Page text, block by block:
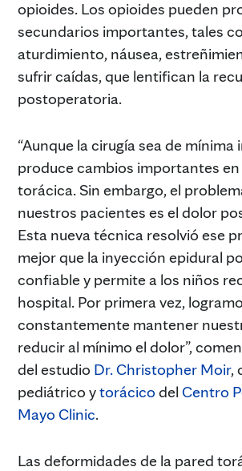
opioides. Los opioides pueden
secundarios importantes, tales
aturdimiento, náusea,
sufrir caídas, que lentifican la
postoperatoria.
“Aunque la cirugía sea de mínima
produce cambios importantes en
torácica. Sin embargo, el
nuestros pacientes es el dolor
Esta nueva técnica resolvió ese
mejor que la inyección epidural
confiable y permite a los niños
hospital. Por primera vez,
constantemente mantener
reducir al mínimo el dolor”,
del estudio Dr. Christopher Moir,
pediátrico ytorácico del Centro
Mayo Clinic.
Las deformidades de la pared